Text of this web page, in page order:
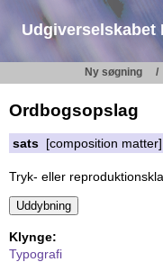
Ny søgning
Ordbogsopslag
sats [composition matter]
Tryk- eller
Klynge:
Typografi